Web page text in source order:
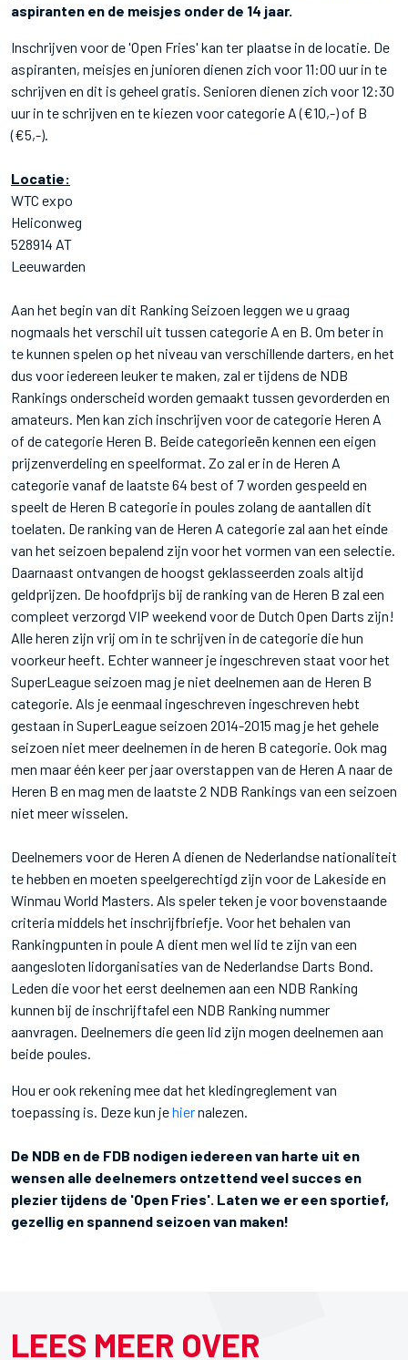
aspiranten en de meisjes onder de 14 jaar.
Inschrijven voor de 'Open Fries' kan ter plaatse in de locatie. De
aspiranten, meisjes en junioren dienen zich voor 11:00 uur in te
schrijven en dit is geheel gratis. Senioren dienen zich voor 12:30
uur in te schrijven en te kiezen voor categorie A (€10,-) of B
(€5,-).
Locatie:
WTC expo
Heliconweg
528914 AT
Leeuwarden
Aan het begin van dit Ranking Seizoen leggen we u graag
nogmaals het verschil uit tussen categorie A en B. Om beter in
te kunnen spelen op het niveau van verschillende darters, en het
dus voor iedereen leuker te maken, zal er tijdens de NDB
Rankings onderscheid worden gemaakt tussen gevorderden en
amateurs. Men kan zich inschrijven voor de categorie Heren A
of de categorie Heren B. Beide categorieën kennen een eigen
prijzenverdeling en speelformat. Zo zal er in de Heren A
categorie vanaf de laatste 64 best of 7 worden gespeeld en
speelt de Heren B categorie in poules zolang de aantallen dit
toelaten. De ranking van de Heren A categorie zal aan het einde
van het seizoen bepalend zijn voor het vormen van een selectie.
Daarnaast ontvangen de hoogst geklasseerden zoals altijd
geldprijzen. De hoofdprijs bij de ranking van de Heren B zal een
compleet verzorgd VIP weekend voor de Dutch Open Darts zijn!
Alle heren zijn vrij om in te schrijven in de categorie die hun
voorkeur heeft. Echter wanneer je ingeschreven staat voor het
SuperLeague seizoen mag je niet deelnemen aan de Heren B
categorie. Als je eenmaal ingeschreven ingeschreven hebt
gestaan in SuperLeague seizoen 2014-2015 mag je het gehele
seizoen niet meer deelnemen in de heren B categorie. Ook mag
men maar één keer per jaar overstappen van de Heren A naar de
Heren B en mag men de laatste 2 NDB Rankings van een seizoen
niet meer wisselen.
Deelnemers voor de Heren A dienen de Nederlandse nationaliteit
te hebben en moeten speelgerechtigd zijn voor de Lakeside en
Winmau World Masters. Als speler teken je voor bovenstaande
criteria middels het inschrijfbriefje. Voor het behalen van
Rankingpunten in poule A dient men wel lid te zijn van een
aangesloten lidorganisaties van de Nederlandse Darts Bond.
Leden die voor het eerst deelnemen aan een NDB Ranking
kunnen bij de inschrijftafel een NDB Ranking nummer
aanvragen. Deelnemers die geen lid zijn mogen deelnemen aan
beide poules.
Hou er ook rekening mee dat het kledingreglement van
toepassing is. Deze kun jehiernalezen.
De NDB en de FDB nodigen iedereen van harte uit en
wensen alle deelnemers ontzettend veel succes en
plezier tijdens de 'Open Fries'. Laten we er een sportief,
gezellig en spannend seizoen van maken!
LEES MEER OVER